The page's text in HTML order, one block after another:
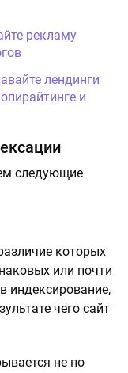
рекламу
лендинги
и
следующие
которых
или почти
индексирование,
чего сайт
не по